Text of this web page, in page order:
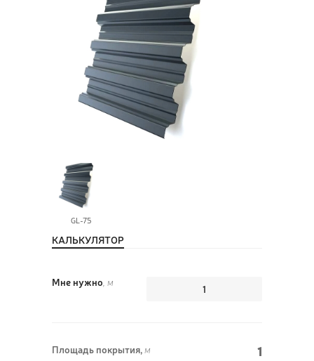
GL-75
КАЛЬКУЛЯТОР
Мне нужно , м
Площадь покрытия, м 1